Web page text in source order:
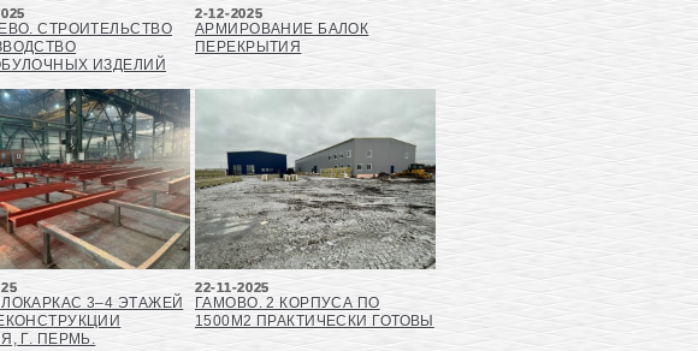
СТРОИТЕЛЬСТВО
ИЗДЕЛИЙ
2-12-2025
АРМИРОВАНИЕ БАЛОК
ПЕРЕКРЫТИЯ
3–4 ЭТАЖЕЙ
Г. ПЕРМЬ.
22-11-2025
ГАМОВО. 2 КОРПУСА ПО
1500М2 ПРАКТИЧЕСКИ ГОТОВЫ